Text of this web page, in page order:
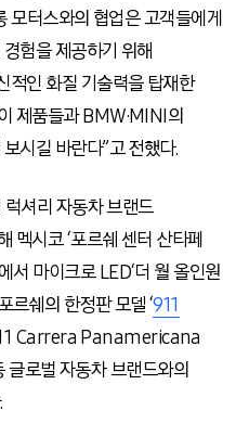
터스와의 협업은 고객들에게
험을 제공하기 위해
적인 화질 기술력을 탑재한
제품들과 BMW·MINI의
시길 바란다”고 전했다.
셔리 자동차 브랜드
멕시코 ‘포르쉐 센터 산타페
마이크로 LED‘더 월 올인원
쉐의 한정판 모델 ‘911
Carrera Panamericana
로벌 자동차 브랜드와의